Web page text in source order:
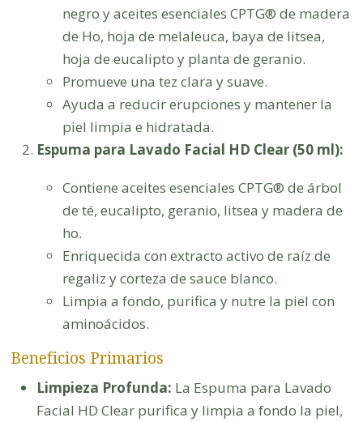
negro y aceites esenciales CPTG® de madera
de Ho, hoja de melaleuca, baya de litsea,
hoja de eucalipto y planta de geranio.
Promueve una tez clara y suave.
Ayuda a reducir erupciones y mantener la
piel limpia e hidratada.
Espuma para Lavado Facial HD Clear (50 ml):
Contiene aceites esenciales CPTG® de árbol
de té, eucalipto, geranio, litsea y madera de
ho.
Enriquecida con extracto activo de raíz de
regaliz y corteza de sauce blanco.
Limpia a fondo, purifica y nutre la piel con
aminoácidos.
Beneficios Primarios
Limpieza Profunda: La Espuma para Lavado
Facial HD Clear purifica y limpia a fondo la piel,